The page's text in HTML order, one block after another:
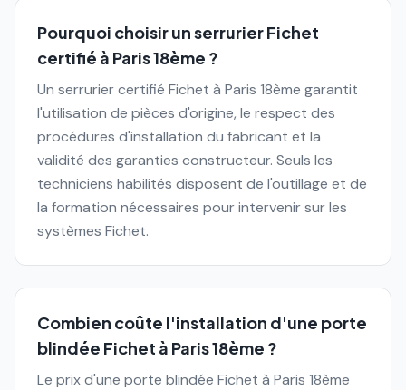
Pourquoi choisir un serrurier Fichet
certifié à Paris 18ème ?
Un serrurier certifié Fichet à Paris 18ème garantit
l'utilisation de pièces d'origine, le respect des
procédures d'installation du fabricant et la
validité des garanties constructeur. Seuls les
techniciens habilités disposent de l'outillage et de
la formation nécessaires pour intervenir sur les
systèmes Fichet.
Combien coûte l'installation d'une porte
blindée Fichet à Paris 18ème ?
Le prix d'une porte blindée Fichet à Paris 18ème